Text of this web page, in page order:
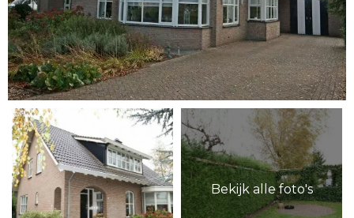
Bekijk alle foto's